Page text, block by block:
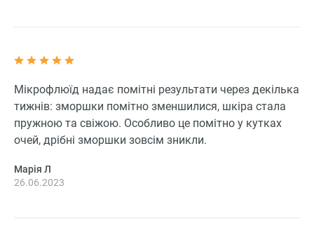
Мікрофлюїд надає помітні результати через декілька
тижнів: зморшки помітно зменшилися, шкіра стала
пружною та свіжою. Особливо це помітно у кутках
очей, дрібні зморшки зовсім зникли.
Марія Л
26.06.2023